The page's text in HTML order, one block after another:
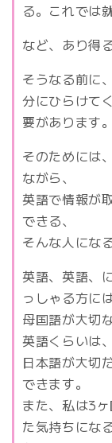
る。これでは
など、あり得
そうなる前に
分にひらけて
要があります。
そのためには
ながら、
英語で情報が
できる、
そんな人にな
英語、英語、
っしゃる方には
母国語が大切
英語くらいは
日本語が大切
できます。
また、私は3
た気持ちにな